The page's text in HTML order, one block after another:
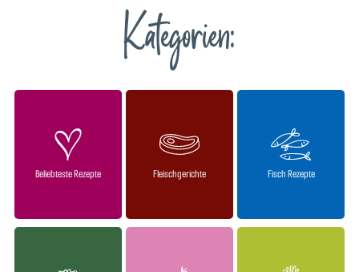
Kategorien:
Beliebteste Rezepte Fleischgerichte Fisch Rezepte